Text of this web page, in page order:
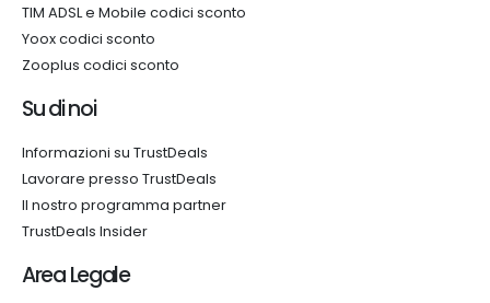
TIM ADSL e Mobile codici sconto
Yoox codici sconto
Zooplus codici sconto
Su di noi
Informazioni su TrustDeals
Lavorare presso TrustDeals
Il nostro programma partner
TrustDeals Insider
Area Legale